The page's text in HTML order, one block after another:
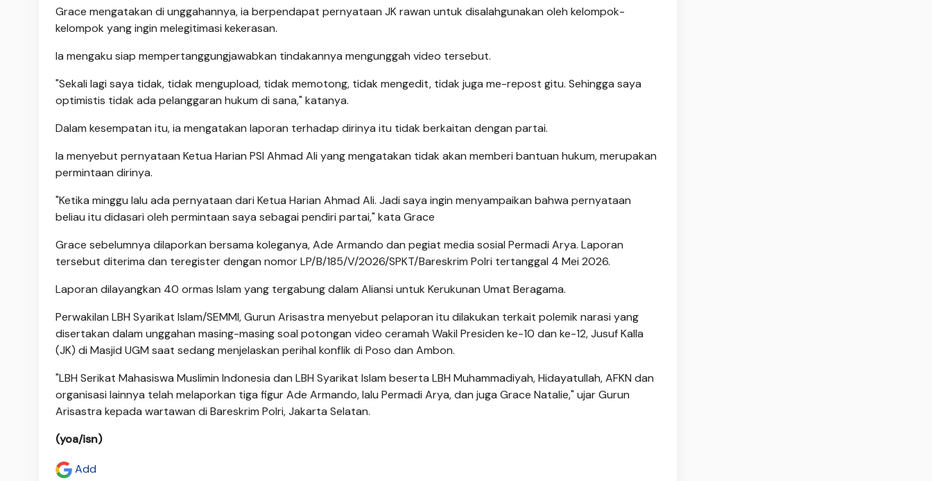
Grace mengatakan di unggahannya, ia berpendapat pernyataan JK rawan untuk disalahgunakan oleh kelompok-
kelompok yang ingin melegitimasi kekerasan.
Ia mengaku siap mempertanggungjawabkan tindakannya mengunggah video tersebut.
"Sekali lagi saya tidak, tidak mengupload, tidak memotong, tidak mengedit, tidak juga me-repost gitu. Sehingga saya
optimistis tidak ada pelanggaran hukum di sana," katanya.
Dalam kesempatan itu, ia mengatakan laporan terhadap dirinya itu tidak berkaitan dengan partai.
Ia menyebut pernyataan Ketua Harian PSI Ahmad Ali yang mengatakan tidak akan memberi bantuan hukum, merupakan
permintaan dirinya.
"Ketika minggu lalu ada pernyataan dari Ketua Harian Ahmad Ali. Jadi saya ingin menyampaikan bahwa pernyataan
beliau itu didasari oleh permintaan saya sebagai pendiri partai," kata Grace
Grace sebelumnya dilaporkan bersama koleganya, Ade Armando dan pegiat media sosial Permadi Arya. Laporan
tersebut diterima dan teregister dengan nomor LP/B/185/V/2026/SPKT/Bareskrim Polri tertanggal 4 Mei 2026.
Laporan dilayangkan 40 ormas Islam yang tergabung dalam Aliansi untuk Kerukunan Umat Beragama.
Perwakilan LBH Syarikat Islam/SEMMI, Gurun Arisastra menyebut pelaporan itu dilakukan terkait polemik narasi yang
disertakan dalam unggahan masing-masing soal potongan video ceramah Wakil Presiden ke-10 dan ke-12, Jusuf Kalla
(JK) di Masjid UGM saat sedang menjelaskan perihal konflik di Poso dan Ambon.
"LBH Serikat Mahasiswa Muslimin Indonesia dan LBH Syarikat Islam beserta LBH Muhammadiyah, Hidayatullah, AFKN dan
organisasi lainnya telah melaporkan tiga figur Ade Armando, lalu Permadi Arya, dan juga Grace Natalie," ujar Gurun
Arisastra kepada wartawan di Bareskrim Polri, Jakarta Selatan.
(yoa/isn)
Add